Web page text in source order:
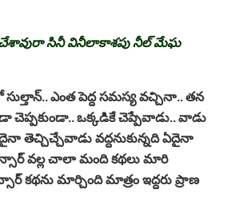
సినీ వినీలాకాశ‌పు నీల్ మేఘ
ఎంత పెద్ద స‌మ‌స్య వ‌చ్చినా.. త‌న
ఒక్క‌డికే చెప్పేవాడు.. వాడు
తెచ్చిచ్చేవాడు వ‌ద్ద‌నుకున్న‌ది ఏదైనా
వ‌ల్ల చాలా మంది క‌థ‌లు మారి
మార్చింది మాత్రం ఇద్ద‌రు ప్రాణ